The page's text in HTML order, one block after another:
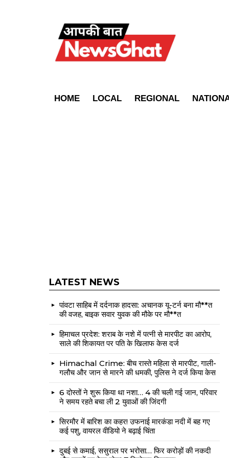
HOME LOCAL REGIONAL
LATEST NEWS
पांवटा साहिब में दर्दनाक हादसा: अचानक यू-टर्न बना मौ**त
की वजह, बाइक सवार युवक की मौके पर मौ**त
हिमाचल प्रदेश: शराब के नशे में पत्नी से मारपीट का आरोप,
साले की शिकायत पर पति के खिलाफ केस दर्ज
Himachal Crime: बीच रास्ते महिला से मारपीट, गाली-
गलौच और जान से मारने की धमकी, पुलिस ने दर्ज किया केस
6 दोस्तों ने शुरू किया था नशा… 4 की चली गई जान, परिवार
ने समय रहते बचा ली 2 युवाओं की जिंदगी
सिरमौर में बारिश का कहर! उफनाई मारकंडा नदी में बह गए
कई पशु, वायरल वीडियो ने बढ़ाई चिंता
दुबई से कमाई, ससुराल पर भरोसा… फिर करोड़ों की नकदी